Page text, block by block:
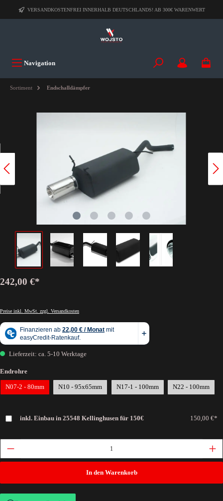
VERSANDKOSTENFREI INNERHALB DEUTSCHLANDS! AB 300€ WARENWERT
Navigation
Sortiment Endschalldämpfer
242,00 €*
Preise inkl. MwSt. zzgl. Versandkosten
Lieferzeit: ca. 5-10 Werktage
Endrohre
N07-2 - 80mm N10 - 95x65mm N17-1 - 100mm N22 - 100mm
inkl. Einbau in 25548 Kellinghusen für 150€ 150,00 €*
In den Warenkorb